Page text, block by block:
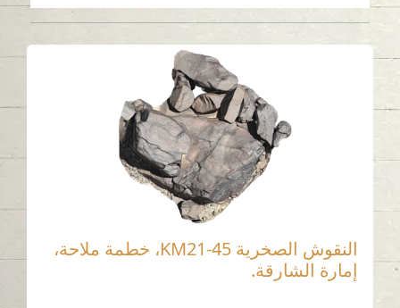
النقوش الصخرية KM21-45، خطمة ملاحة،
إمارة الشارقة.